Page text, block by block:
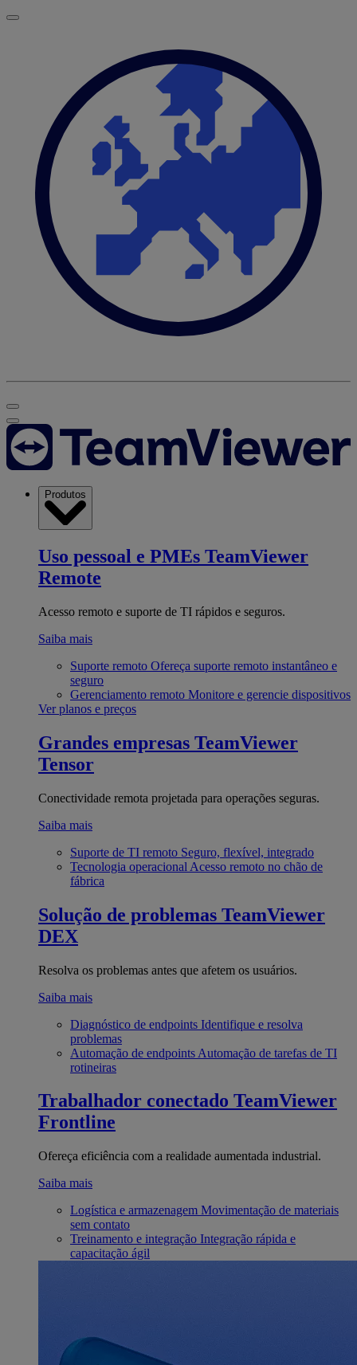
Produtos
Uso pessoal e PMEs TeamViewer
Remote
Acesso remoto e suporte de TI rápidos e seguros.
Saiba mais
Suporte remoto Ofereça suporte remoto instantâneo e
seguro
Gerenciamento remoto Monitore e gerencie dispositivos
Ver planos e preços
Grandes empresas TeamViewer
Tensor
Conectividade remota projetada para operações seguras.
Saiba mais
Suporte de TI remoto Seguro, flexível, integrado
Tecnologia operacional Acesso remoto no chão de
fábrica
Solução de problemas TeamViewer
DEX
Resolva os problemas antes que afetem os usuários.
Saiba mais
Diagnóstico de endpoints Identifique e resolva
problemas
Automação de endpoints Automação de tarefas de TI
rotineiras
Trabalhador conectado TeamViewer
Frontline
Ofereça eficiência com a realidade aumentada industrial.
Saiba mais
Logística e armazenagem Movimentação de materiais
sem contato
Treinamento e integração Integração rápida e
capacitação ágil